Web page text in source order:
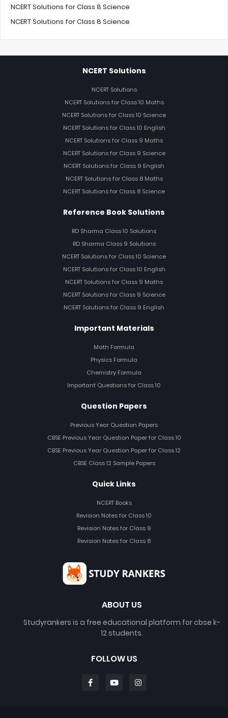
NCERT Solutions for Class 8 Science
NCERT Solutions for Class 8 Science
NCERT Solutions
NCERT Solutions
NCERT Solutions for Class 10 Maths
NCERT Solutions for Class 10 Science
NCERT Solutions for Class 10 English
NCERT Solutions for Class 9 Maths
NCERT Solutions for Class 9 Science
NCERT Solutions for Class 9 English
NCERT Solutions for Class 8 Maths
NCERT Solutions for Class 8 Science
Reference Book Solutions
RD Sharma Class 10 Solutions
RD Sharma Class 9 Solutions
NCERT Solutions for Class 10 Science
NCERT Solutions for Class 10 English
NCERT Solutions for Class 9 Maths
NCERT Solutions for Class 9 Science
NCERT Solutions for Class 9 English
Important Materials
Math Formula
Physics Formula
Chemistry Formula
Important Questions for Class 10
Question Papers
Previous Year Question Papers
CBSE Previous Year Question Paper for Class 10
CBSE Previous Year Question Paper for Class 12
CBSE Class 12 Sample Papers
Quick Links
NCERT Books
Revision Notes for Class 10
Revision Notes for Class 9
Revision Notes for Class 8
ABOUT US
Studyrankers is a free educational platform for cbse k-
12 students.
FOLLOW US